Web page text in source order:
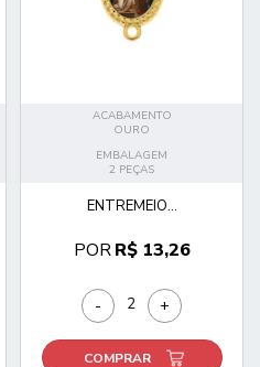
ACABAMENTO
OURO
EMBALAGEM
2 PEÇAS
ENTREMEIO...
PORR$ 13,26
- +
COMPRAR